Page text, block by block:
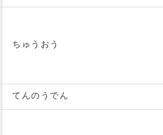
ちゅうおう
てんのうでん